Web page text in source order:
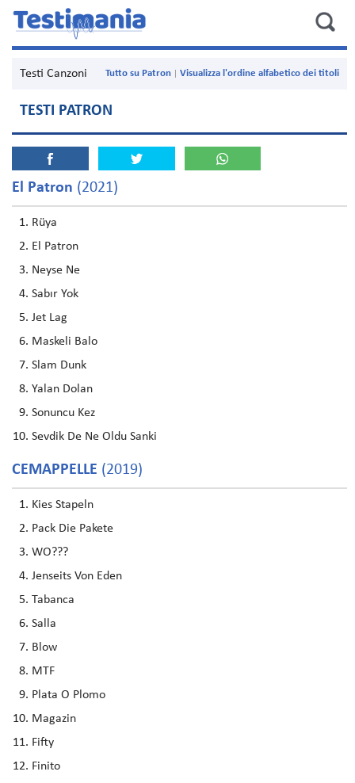
Testi Canzoni Visualizza l'ordine alfabetico dei titoli
Tutto su Patron
TESTI PATRON
El Patron (2021)
Rüya
El Patron
Neyse Ne
Sabır Yok
Jet Lag
Maskeli Balo
Slam Dunk
Yalan Dolan
Sonuncu Kez
Sevdik De Ne Oldu Sanki
CEMAPPELLE (2019)
Kies Stapeln
Pack Die Pakete
WO???
Jenseits Von Eden
Tabanca
Salla
Blow
MTF
Plata O Plomo
Magazin
Fifty
Finito